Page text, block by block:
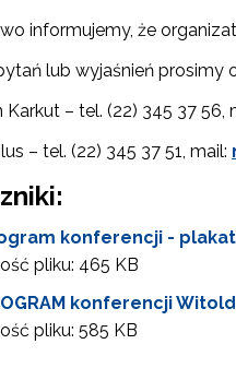
informujemy, że
lub wyjaśnień prosimy
Karkut – tel. (22) 345 37 56,
– tel. (22) 345 37 51, mail:
konferencji -
pliku: 465 KB
konferencji
pliku: 585 KB